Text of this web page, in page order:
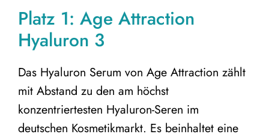
Platz 1: Age Attraction
Hyaluron 3
Das Hyaluron Serum von Age Attraction zählt
mit Abstand zu den am höchst
konzentriertesten Hyaluron-Seren im
deutschen Kosmetikmarkt. Es beinhaltet eine